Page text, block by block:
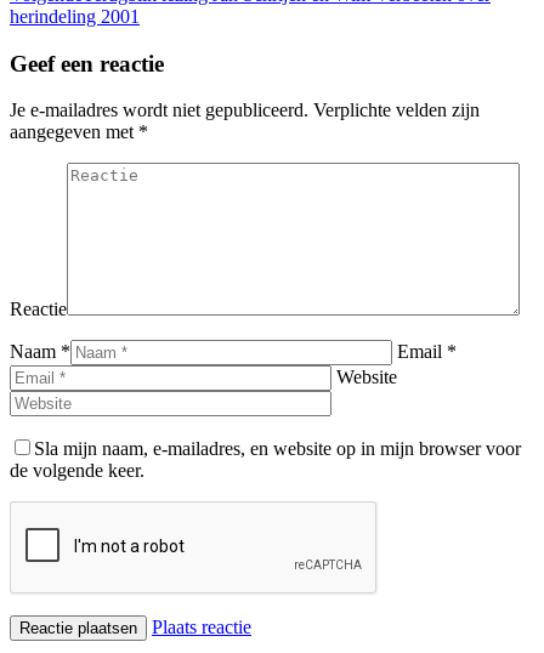
bericht
herindeling 2001
Geef een reactie
Je e-mailadres wordt niet gepubliceerd. Verplichte velden zijn
aangegeven met *
Reactie
Naam *
Email *
Website
Sla mijn naam, e-mailadres, en website op in mijn browser voor
de volgende keer.
Plaats reactie